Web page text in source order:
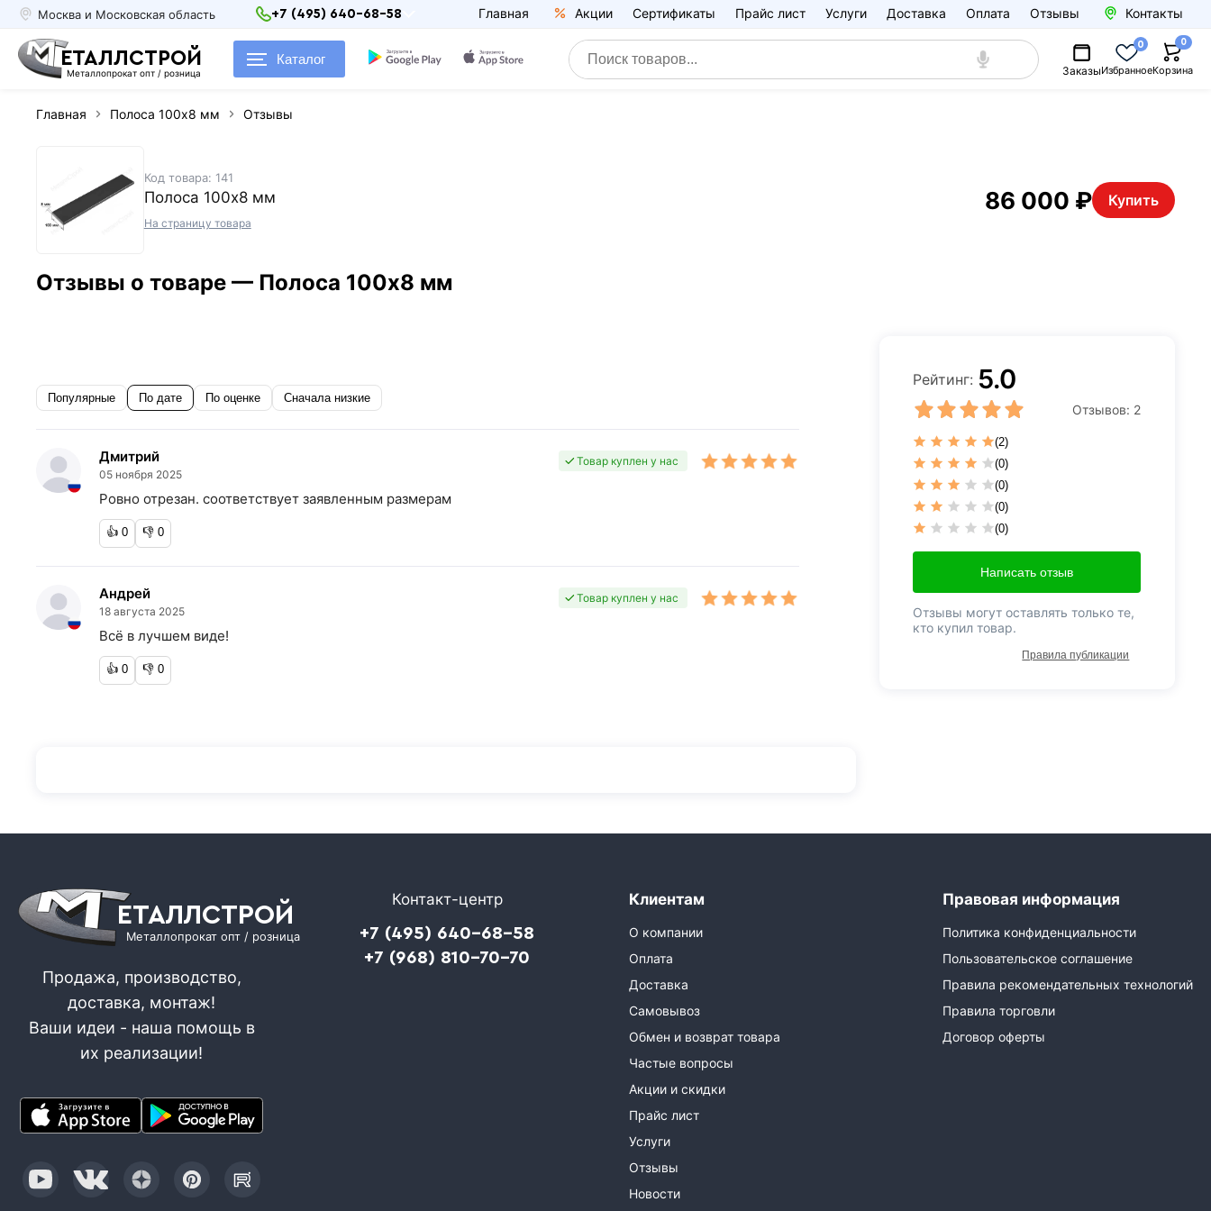
Москва и Московская область +7 (495) 640-68-58 Главная Акции Сертификаты Прайс лист Услуги Доставка Оплата Отзывы Контакты
ЕТАЛЛСТРОЙ
Металлопрокат опт / розница
Каталог
ЗаказыИзбранное
0
Корзина
0
Главная Полоса 100х8 мм Отзывы
Код товара: 141
Полоса 100х8 мм
На страницу товара
86 000 ₽ Купить
Отзывы о товаре — Полоса 100х8 мм
Популярные По дате По оценке Сначала низкие
Дмитрий
05 ноября 2025
Товар куплен у нас
Ровно отрезан. соответствует заявленным размерам
👍 0 👎 0
Андрей
18 августа 2025
Товар куплен у нас
Всё в лучшем виде!
👍 0 👎 0
Рейтинг: 5.0
Отзывов: 2
(2)
(0)
(0)
(0)
(0)
Написать отзыв
Отзывы могут оставлять только те,
кто купил товар.
Правила публикации
ЕТАЛЛСТРОЙ
Металлопрокат опт / розница
Продажа, производство,
доставка, монтаж!
Ваши идеи - наша помощь в
их реализации!
Контакт-центр
+7 (495) 640-68-58
+7 (968) 810-70-70
Клиентам
О компании
Оплата
Доставка
Самовывоз
Обмен и возврат товара
Частые вопросы
Акции и скидки
Прайс лист
Услуги
Отзывы
Новости
Правовая информация
Политика конфиденциальности
Пользовательское соглашение
Правила рекомендательных технологий
Правила торговли
Договор оферты